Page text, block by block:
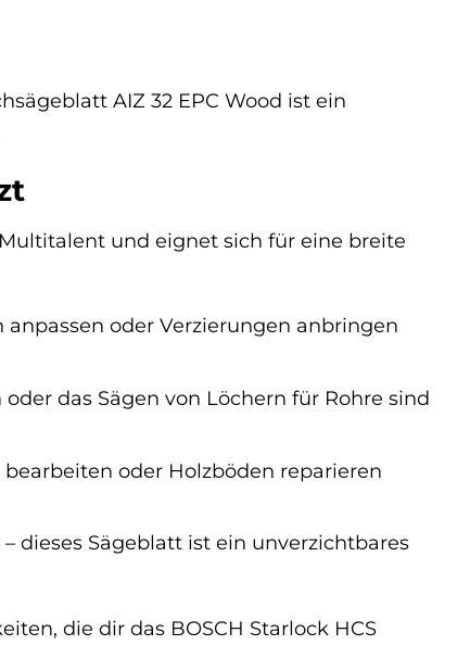
AIZ 32 EPC Wood ist ein
Multitalent und eignet sich für eine breite
oder Verzierungen anbringen
das Sägen von Löchern für Rohre sind
oder Holzböden reparieren
dieses Sägeblatt ist ein unverzichtbares
die dir das BOSCH Starlock HCS